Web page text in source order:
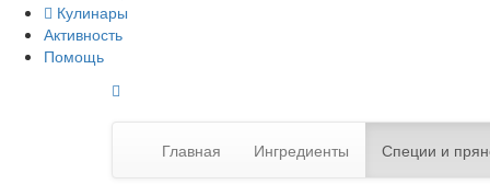
Кулинары
Активность
Помощь
Главная Ингредиенты Специи и